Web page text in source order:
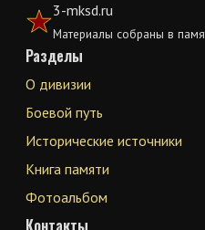
3-mksd.ru
Материалы собраны в
Разделы
О дивизии
Боевой путь
Исторические источники
Книга памяти
Фотоальбом
Контакты